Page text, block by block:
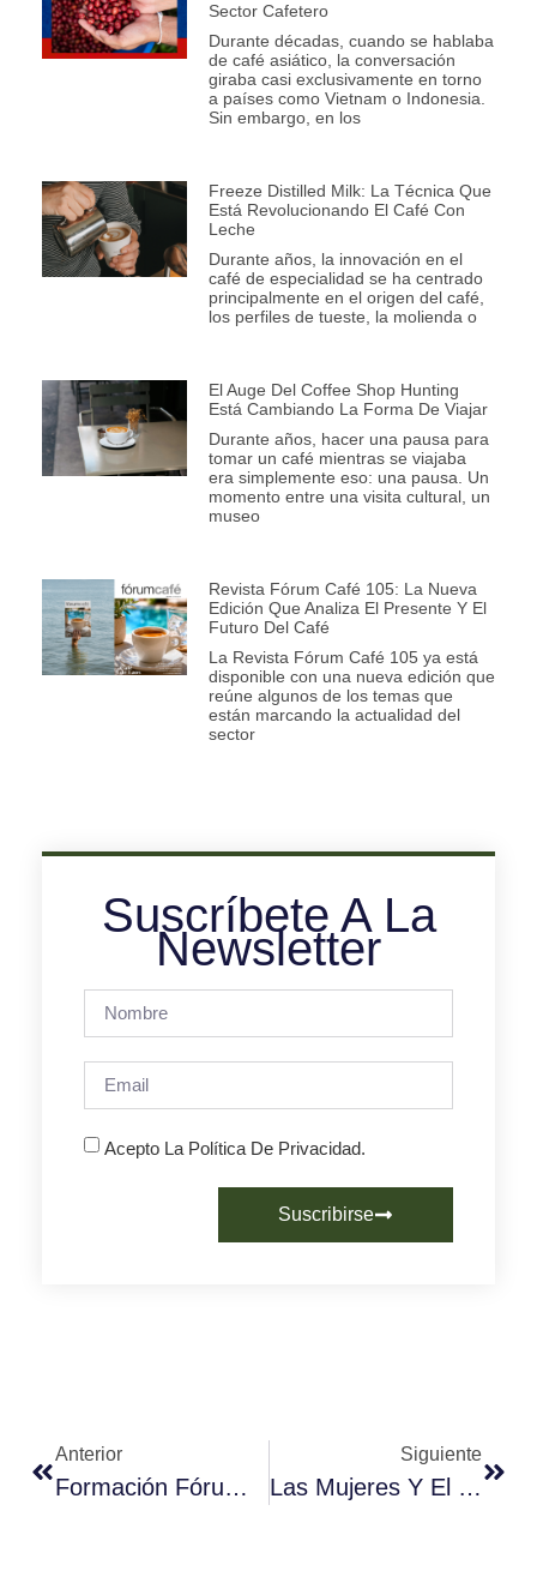
Sector Cafetero
Durante décadas, cuando se hablaba
de café asiático, la conversación
giraba casi exclusivamente en torno
a países como Vietnam o Indonesia.
Sin embargo, en los
Freeze Distilled Milk: La Técnica Que
Está Revolucionando El Café Con
Leche
Durante años, la innovación en el
café de especialidad se ha centrado
principalmente en el origen del café,
los perfiles de tueste, la molienda o
El Auge Del Coffee Shop Hunting
Está Cambiando La Forma De Viajar
Durante años, hacer una pausa para
tomar un café mientras se viajaba
era simplemente eso: una pausa. Un
momento entre una visita cultural, un
museo
Revista Fórum Café 105: La Nueva
Edición Que Analiza El Presente Y El
Futuro Del Café
La Revista Fórum Café 105 ya está
disponible con una nueva edición que
reúne algunos de los temas que
están marcando la actualidad del
sector
Suscríbete A La
Newsletter
Acepto La Política De Privacidad.
Suscribirse
Anterior
Formación Fórum Café – Formación Bonificada
Siguiente
Las Mujeres Y El Café En Uganda – Revista Fórum Café Núm. 60